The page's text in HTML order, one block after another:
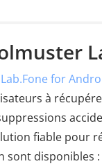
for
à
fiable pour
sont disponibles